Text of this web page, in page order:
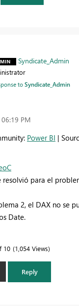
Syndicate_Admin
toSyndicate_Admin
06:19 PM
Power BI |
resolvió para el
2, el DAX no se
Date.
10 1,054 Views
Reply